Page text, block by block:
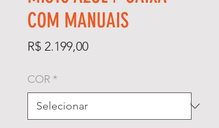
COM MANUAIS
R$ 2.199,00Preço
COR *